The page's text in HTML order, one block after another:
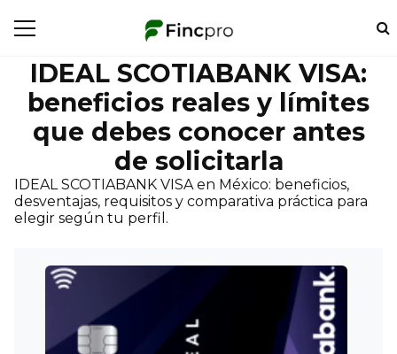
IDEAL SCOTIABANK VISA:
beneficios reales y límites
que debes conocer antes
de solicitarla
IDEAL SCOTIABANK VISA en México: beneficios,
desventajas, requisitos y comparativa práctica para
elegir según tu perfil.